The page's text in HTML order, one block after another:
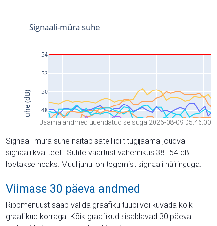
Jaama andmed uuendatud seisuga 2026-08-09 05:46:00
Signaali-müra suhe näitab satelliidilt tugijaama jõudva
signaali kvaliteeti. Suhte väärtust vahemikus 38–54 dB
loetakse heaks. Muul juhul on tegemist signaali häiringuga.
Viimase 30 päeva andmed
Rippmenüüst saab valida graafiku tüübi või kuvada kõik
graafikud korraga. Kõik graafikud sisaldavad 30 päeva